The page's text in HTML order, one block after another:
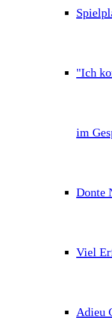
"Ich
im
Donte
Viel
Adieu